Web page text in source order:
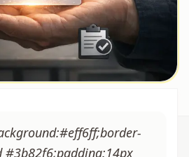
#3b82f6;padding:14px